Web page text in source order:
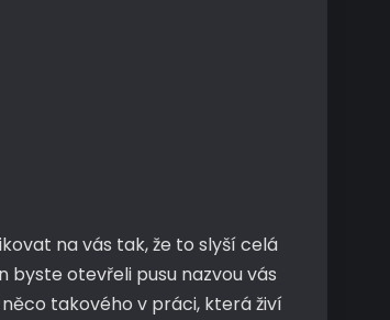
na vás tak, že to slyší celá
byste otevřeli pusu nazvou vás
takového v práci, která živí